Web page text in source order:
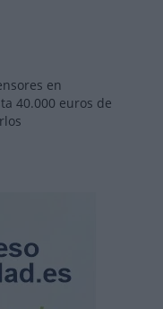
en
40.000 euros de